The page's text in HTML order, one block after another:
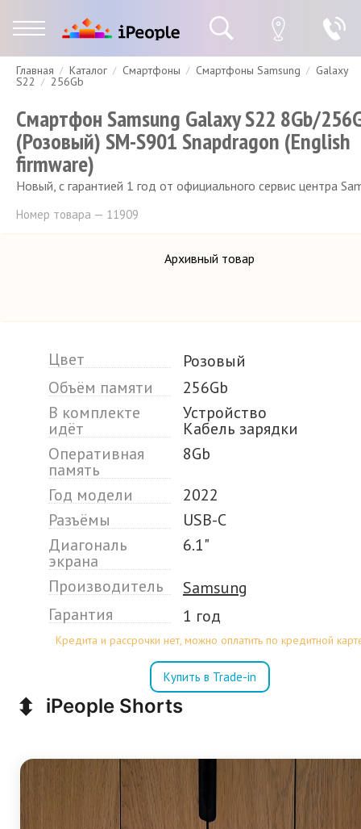
Гарантия Доставка и оплата Спецпредложения Скидки
Главная Каталог Смартфоны Смартфоны Samsung Galaxy
S22 256Gb
Смартфон Samsung Galaxy S22 8Gb/
(Розовый) SM-S901 Snapdragon (English
firmware)
Новый, с гарантией 1 год от официального сервис центра
Номер товара — 11909
Архивный товар
Цвет
Розовый
Объём памяти
256Gb
В комплекте
идёт
Устройство
Кабель зарядки
Оперативная
память
8Gb
Год модели
2022
Разъёмы
USB-C
Диагональ
экрана
6.1"
Производитель
Samsung
Гарантия
1 год
Кредита и рассрочки нет, можно оплатить по кредитной
Купить в Trade-in
⬍ iPeople Shorts